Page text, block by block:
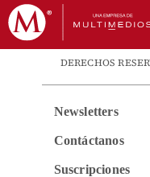
DERECHOS
Newsletters
Contáctanos
Suscripciones